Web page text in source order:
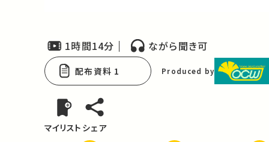
1時間14分 ながら聞き可
配布資料 1 Produced by
マイリスト シェア